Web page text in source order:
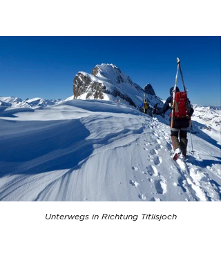
Unterwegs in Richtung Titlisjoch